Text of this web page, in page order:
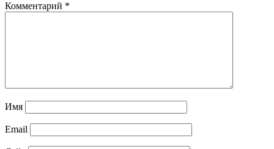
Комментарий *
Имя
Email